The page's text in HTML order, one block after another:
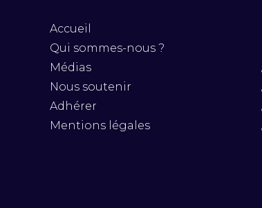
Accueil
Qui sommes-nous ?
Médias
Nous soutenir
Adhérer
Mentions légales